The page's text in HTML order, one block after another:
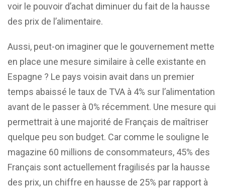
voir le pouvoir d’achat diminuer du fait de la hausse
des prix de l’alimentaire.
Aussi, peut-on imaginer que le gouvernement mette
en place une mesure similaire à celle existante en
Espagne ? Le pays voisin avait dans un premier
temps abaissé le taux de TVA à 4% sur l’alimentation
avant de le passer à 0% récemment. Une mesure qui
permettrait à une majorité de Français de maîtriser
quelque peu son budget. Car comme le souligne le
magazine 60 millions de consommateurs, 45% des
Français sont actuellement fragilisés par la hausse
des prix, un chiffre en hausse de 25% par rapport à